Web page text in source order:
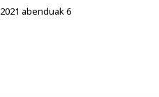
2021 abenduak 6